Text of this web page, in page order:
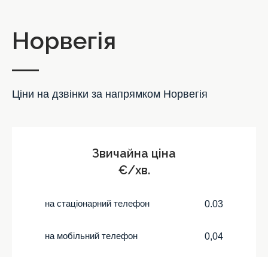
Норвегія
Ціни на дзвінки за напрямком Норвегія
Звичайна ціна
€/хв.
на стаціонарний телефон 0.03
на мобільний телефон 0,04